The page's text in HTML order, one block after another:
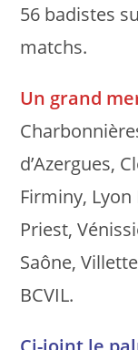
56 badistes
matchs.
Un grand
d’Azergues,
Firminy, Lyon
Priest,
Saône,
BCVIL.